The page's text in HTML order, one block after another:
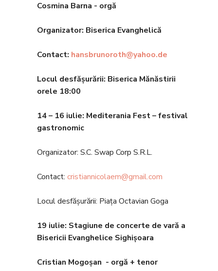
Cosmina Barna - orgă
Organizator: Biserica Evanghelică
Contact: hansbrunoroth@yahoo.de
Locul desfășurării: Biserica Mănăstirii
orele 18:00
14 – 16 iulie: Mediterania Fest – festival
gastronomic
Organizator: S.C. Swap Corp S.R.L.
Contact: cristiannicolaem@gmail.com
Locul desfășurării: Piața Octavian Goga
19 iulie: Stagiune de concerte de vară a
Bisericii Evanghelice Sighișoara
Cristian Mogoșan - orgă + tenor